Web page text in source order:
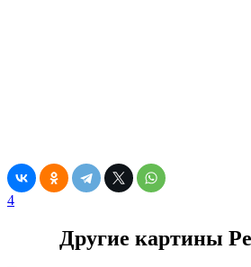
4
Другие картины